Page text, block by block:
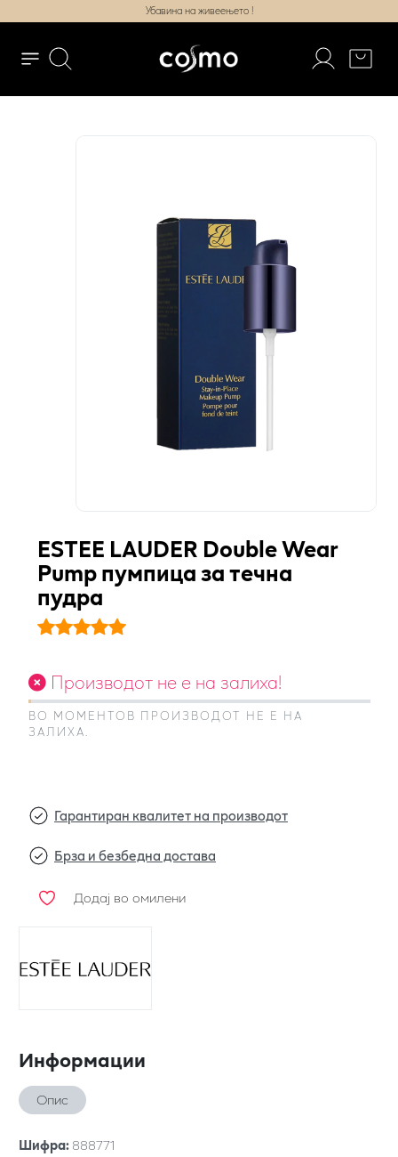
Убавина на живеењето !
ESTEE LAUDER Double Wear
Pump пумпица за течна
пудра
Производот не е на залиха!
ВО МОМЕНТОВ ПРОИЗВОДОТ НЕ Е НА
ЗАЛИХА.
Гарантиран квалитет на производот
Брза и безбедна достава
Додај во омилени
Информации
Опис
Шифра:888771